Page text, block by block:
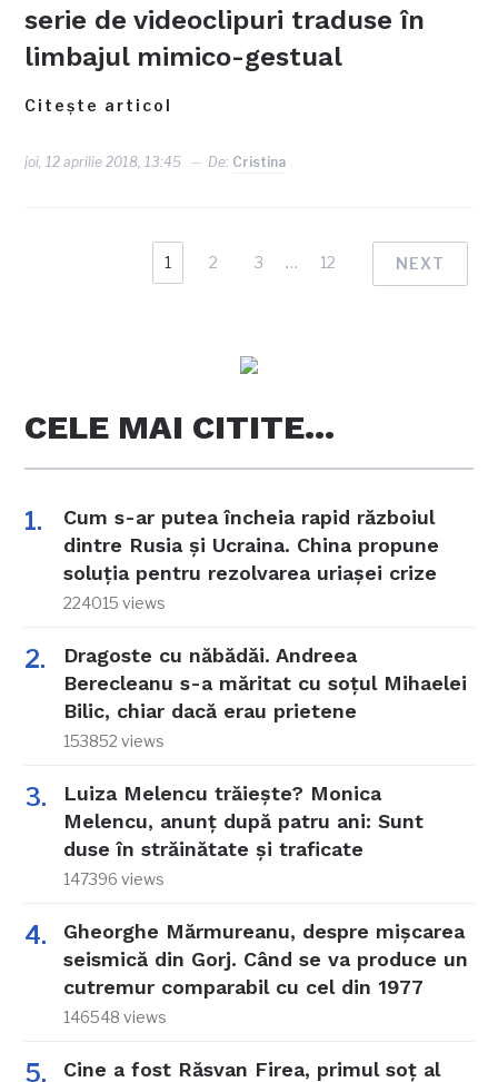
serie de videoclipuri traduse în
limbajul mimico-gestual
Citește articol
joi, 12 aprilie 2018, 13:45 De: Cristina
1 2 3 … 12 NEXT
CELE MAI CITITE…
Cum s-ar putea încheia rapid războiul
dintre Rusia și Ucraina. China propune
soluția pentru rezolvarea uriașei crize
224015 views
Dragoste cu năbădăi. Andreea
Berecleanu s-a măritat cu soțul Mihaelei
Bilic, chiar dacă erau prietene
153852 views
Luiza Melencu trăiește? Monica
Melencu, anunț după patru ani: Sunt
duse în străinătate și traficate
147396 views
Gheorghe Mărmureanu, despre mișcarea
seismică din Gorj. Când se va produce un
cutremur comparabil cu cel din 1977
146548 views
Cine a fost Răsvan Firea, primul soț al